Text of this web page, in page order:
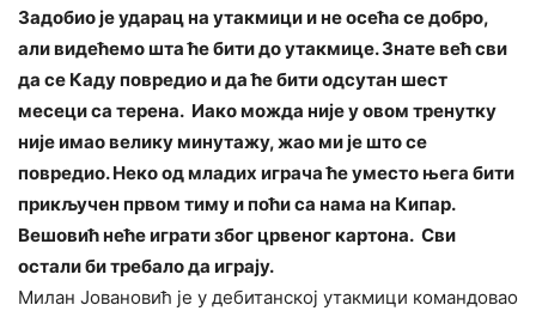
Задобио је ударац на утакмици и не осећа се добро,
али видећемо шта ће бити до утакмице. Знате већ сви
да се Каду повредио и да ће бити одсутан шест
месеци са терена. Иако можда није у овом тренутку
није имао велику минутажу, жао ми је што се
повредио. Неко од младих играча ће уместо њега бити
прикључен првом тиму и поћи са нама на Кипар.
Вешовић неће играти због црвеног картона. Сви
остали би требало да играју.
Милан Јовановић је у дебитанској утакмици командовао